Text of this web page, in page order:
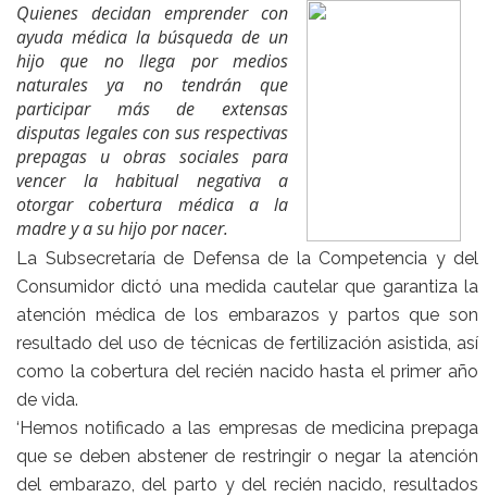
Quienes decidan emprender con
ayuda médica la búsqueda de un
hijo que no llega por medios
naturales ya no tendrán que
participar más de extensas
disputas legales con sus respectivas
prepagas u obras sociales para
vencer la habitual negativa a
otorgar cobertura médica a la
madre y a su hijo por nacer.
La Subsecretaría de Defensa de la Competencia y del
Consumidor dictó una medida cautelar que garantiza la
atención médica de los embarazos y partos que son
resultado del uso de técnicas de fertilización asistida, así
como la cobertura del recién nacido hasta el primer año
de vida.
‘Hemos notificado a las empresas de medicina prepaga
que se deben abstener de restringir o negar la atención
del embarazo, del parto y del recién nacido, resultados